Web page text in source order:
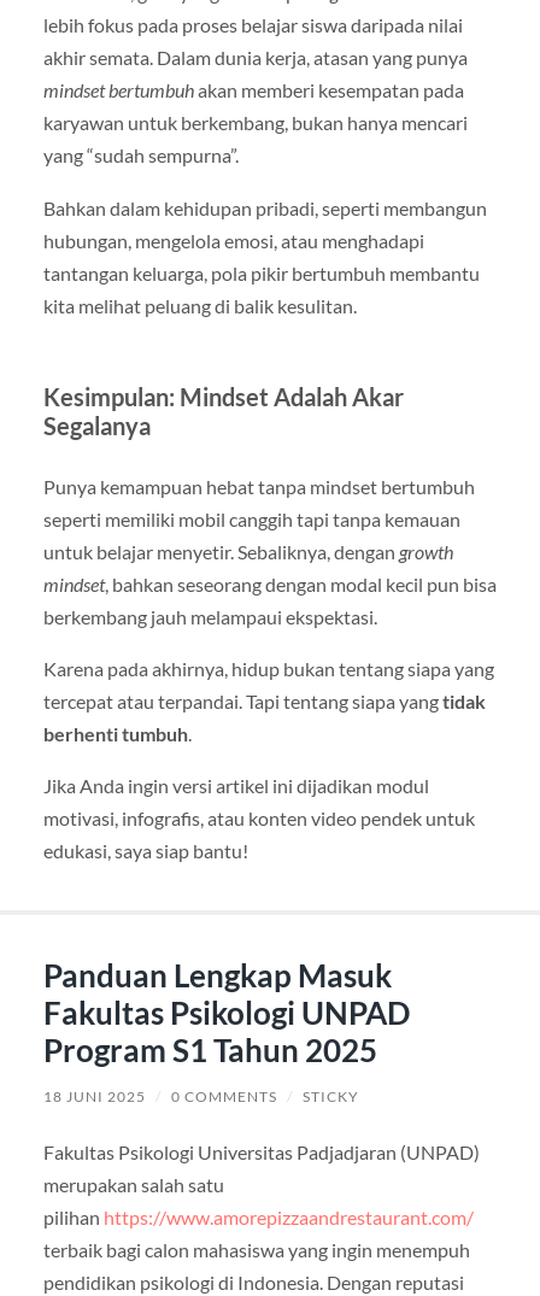
lebih fokus pada proses belajar siswa daripada nilai
akhir semata. Dalam dunia kerja, atasan yang punya
mindset bertumbuhakan memberi kesempatan pada
karyawan untuk berkembang, bukan hanya mencari
yang “sudah sempurna”.
Bahkan dalam kehidupan pribadi, seperti membangun
hubungan, mengelola emosi, atau menghadapi
tantangan keluarga, pola pikir bertumbuh membantu
kita melihat peluang di balik kesulitan.
Kesimpulan: Mindset Adalah Akar
Segalanya
Punya kemampuan hebat tanpa mindset bertumbuh
seperti memiliki mobil canggih tapi tanpa kemauan
untuk belajar menyetir. Sebaliknya, dengan growth
mindset, bahkan seseorang dengan modal kecil pun bisa
berkembang jauh melampaui ekspektasi.
Karena pada akhirnya, hidup bukan tentang siapa yang
tercepat atau terpandai. Tapi tentang siapa yangtidak
berhenti tumbuh.
Jika Anda ingin versi artikel ini dijadikan modul
motivasi, infografis, atau konten video pendek untuk
edukasi, saya siap bantu!
Panduan Lengkap Masuk
Fakultas Psikologi UNPAD
Program S1 Tahun 2025
18 JUNI 2025 / 0 COMMENTS / STICKY
Fakultas Psikologi Universitas Padjadjaran (UNPAD)
merupakan salah satu
pilihan https://www.amorepizzaandrestaurant.com/
terbaik bagi calon mahasiswa yang ingin menempuh
pendidikan psikologi di Indonesia. Dengan reputasi